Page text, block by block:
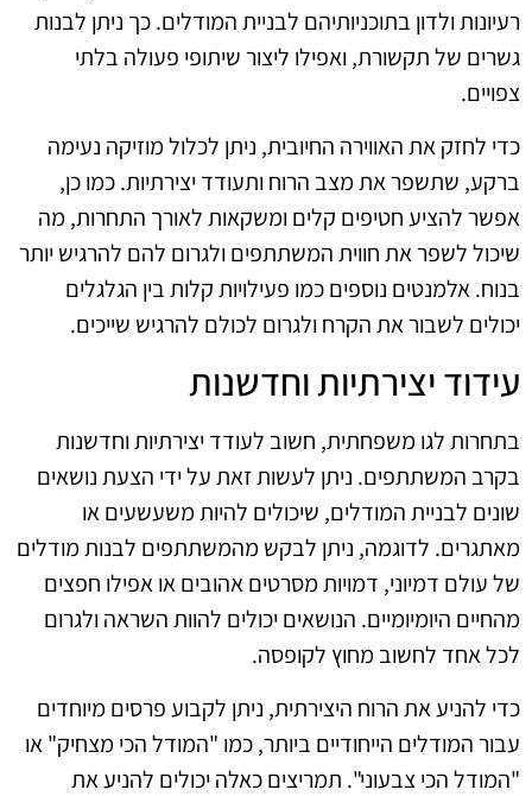
רעיונות ולדון בתוכניותיהם לבניית המודלים. כך ניתן לבנות
גשרים של תקשורת, ואפילו ליצור שיתופי פעולה בלתי
צפויים.
כדי לחזק את האווירה החיובית, ניתן לכלול מוזיקה נעימה
ברקע, שתשפר את מצב הרוח ותעודד יצירתיות. כמו כן,
אפשר להציע חטיפים קלים ומשקאות לאורך התחרות, מה
שיכול לשפר את חווית המשתתפים ולגרום להם להרגיש יותר
בנוח. אלמנטים נוספים כמו פעילויות קלות בין הגלגלים
יכולים לשבור את הקרח ולגרום לכולם להרגיש שייכים.
עידוד יצירתיות וחדשנות
בתחרות לגו משפחתית, חשוב לעודד יצירתיות וחדשנות
בקרב המשתתפים. ניתן לעשות זאת על ידי הצעת נושאים
שונים לבניית המודלים, שיכולים להיות משעשעים או
מאתגרים. לדוגמה, ניתן לבקש מהמשתתפים לבנות מודלים
של עולם דמיוני, דמויות מסרטים אהובים או אפילו חפצים
מהחיים היומיומיים. הנושאים יכולים להוות השראה ולגרום
לכל אחד לחשוב מחוץ לקופסה.
כדי להניע את הרוח היצירתית, ניתן לקבוע פרסים מיוחדים
עבור המודלים הייחודיים ביותר, כמו "המודל הכי מצחיק" או
"המודל הכי צבעוני". תמריצים כאלה יכולים להניע את